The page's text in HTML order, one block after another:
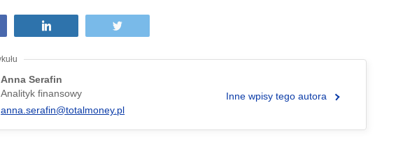
Anna Serafin
Analityk finansowy
anna.serafin@totalmoney.pl
Inne wpisy tego autora